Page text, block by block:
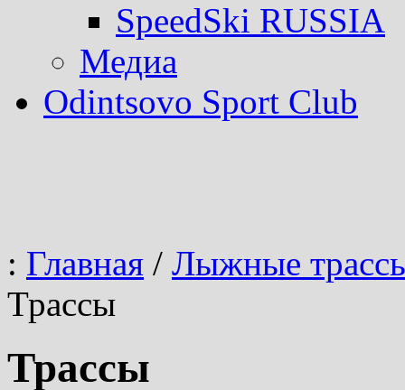
SpeedSki RUSSIA
Медиа
Odintsovo Sport Club
: Главная / Лыжные
Трассы
Трассы